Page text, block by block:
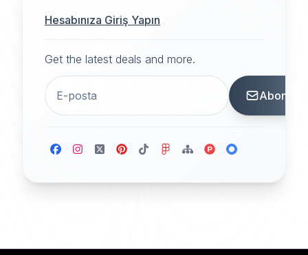
Hesabınıza Giriş Yapın
Get the latest deals and more.
Abone